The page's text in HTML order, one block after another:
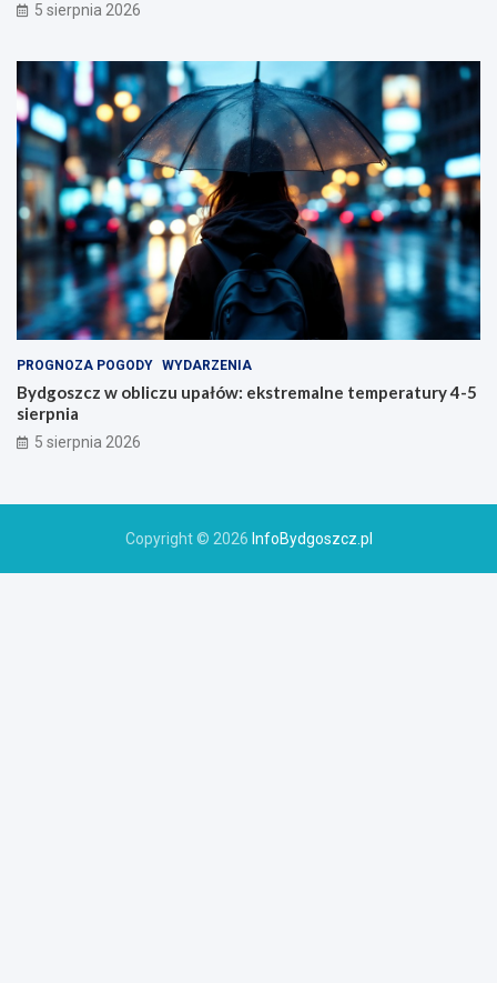
5 sierpnia 2026
PROGNOZA POGODY WYDARZENIA
Bydgoszcz w obliczu upałów: ekstremalne temperatury 4-5
sierpnia
5 sierpnia 2026
Copyright © 2026 InfoBydgoszcz.pl